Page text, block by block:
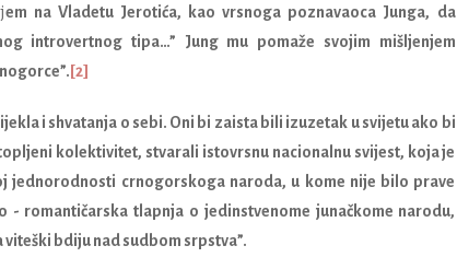
em na Vladetu Jerotića, kao vrsnoga poznavaoca Junga, da
introvertnog tipa…” Jung mu pomaže svojim mišljenjem
[2]
i shvatanja o sebi. Oni bi zaista bili izuzetak u svijetu ako bi
kolektivitet, stvarali istovrsnu nacionalnu svijest, koja je
jednorodnosti crnogorskoga naroda, u kome nije bilo prave
romantičarska tlapnja o jedinstvenome junačkome narodu,
bdiju nad sudbom srpstva”.